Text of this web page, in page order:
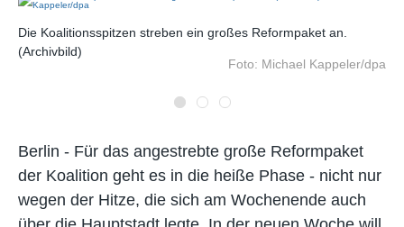
Die Koalitionsspitzen streben ein großes Reformpaket an.
(Archivbild)
Foto: Michael Kappeler/dpa
Berlin - Für das angestrebte große Reformpaket
der Koalition geht es in die heiße Phase - nicht nur
wegen der Hitze, die sich am Wochenende auch